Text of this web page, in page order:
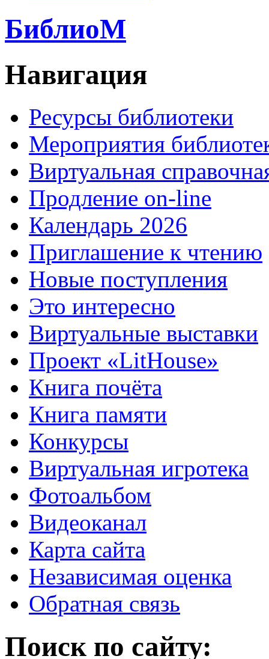
БиблиоМ
Навигация
Ресурсы библиотеки
Мероприятия
Виртуальная
Продление on-line
Календарь 2026
Приглашение к чтению
Новые поступления
Это интересно
Виртуальные выставки
Проект «LitHouse»
Книга почёта
Книга памяти
Конкурсы
Виртуальная игротека
Фотоальбом
Видеоканал
Карта сайта
Независимая оценка
Обратная связь
Поиск по сайту: